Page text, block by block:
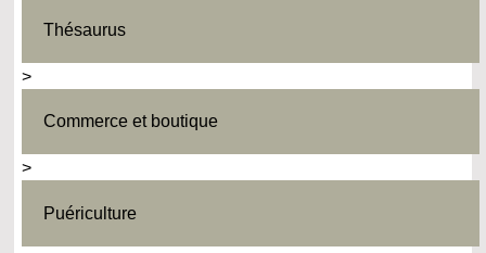
Thésaurus
>
Commerce et boutique
>
Puériculture